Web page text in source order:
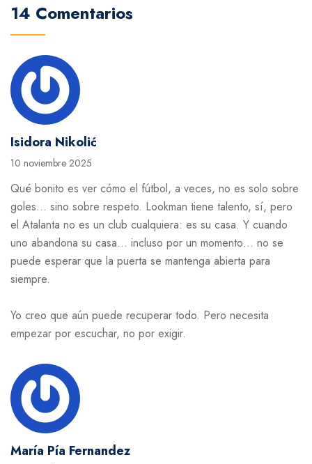
14 Comentarios
Isidora Nikolić
10 noviembre 2025
Qué bonito es ver cómo el fútbol, a veces, no es solo sobre
goles… sino sobre respeto. Lookman tiene talento, sí, pero
el Atalanta no es un club cualquiera: es su casa. Y cuando
uno abandona su casa… incluso por un momento… no se
puede esperar que la puerta se mantenga abierta para
siempre.
Yo creo que aún puede recuperar todo. Pero necesita
empezar por escuchar, no por exigir.
María Pía Fernandez